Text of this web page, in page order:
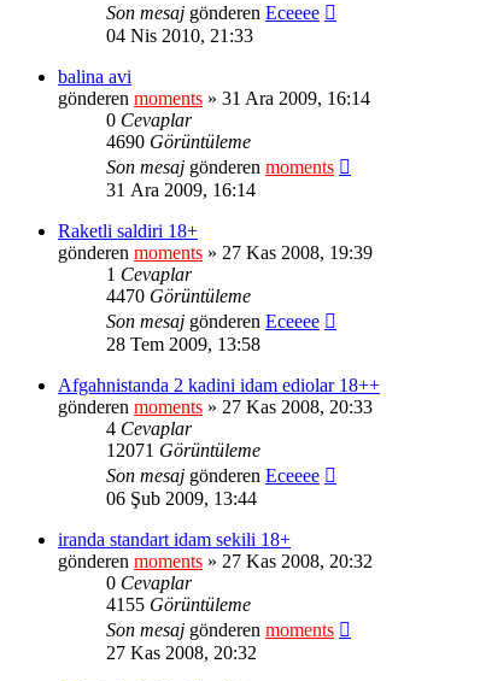
Son mesaj gönderen Eceeee
04 Nis 2010, 21:33
balina avi
gönderen moments » 31 Ara 2009, 16:14
0 Cevaplar
4690 Görüntüleme
Son mesaj gönderen moments
31 Ara 2009, 16:14
Raketli saldiri 18+
gönderen moments » 27 Kas 2008, 19:39
1 Cevaplar
4470 Görüntüleme
Son mesaj gönderen Eceeee
28 Tem 2009, 13:58
Afgahnistanda 2 kadini idam ediolar 18++
gönderen moments » 27 Kas 2008, 20:33
4 Cevaplar
12071 Görüntüleme
Son mesaj gönderen Eceeee
06 Şub 2009, 13:44
iranda standart idam sekili 18+
gönderen moments » 27 Kas 2008, 20:32
0 Cevaplar
4155 Görüntüleme
Son mesaj gönderen moments
27 Kas 2008, 20:32